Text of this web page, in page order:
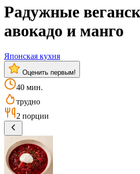
Радужные
авокадо и манго
Японская кухня
Оценить первым!
40 мин.
трудно
2 порции